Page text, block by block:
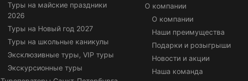
Туры на майские праздники
2026
Туры на Новый год 2027
Туры на школьные каникулы
Эксклюзивные туры, VIP туры
Экскурсионные туры
О компании
О компании
Наши преимущества
Подарки и розыгрыши
Новости и акции
Наша команда